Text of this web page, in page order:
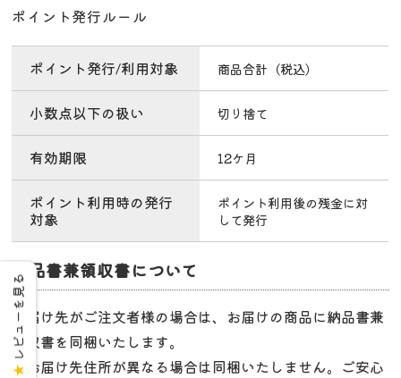
ポイント発行ルール
ポイント発行/利用対象 商品合計（税込）
小数点以下の扱い 切り捨て
有効期限 12ケ月
ポイント利用時の発行
対象
ポイント利用後の残金に対
して発行
納品書兼領収書について
お届け先がご注文者様の場合は、お届けの商品に納品書兼
領収書を同梱いたします。
（お届け先住所が異なる場合は同梱いたしません。ご安心
★
レビューを見る